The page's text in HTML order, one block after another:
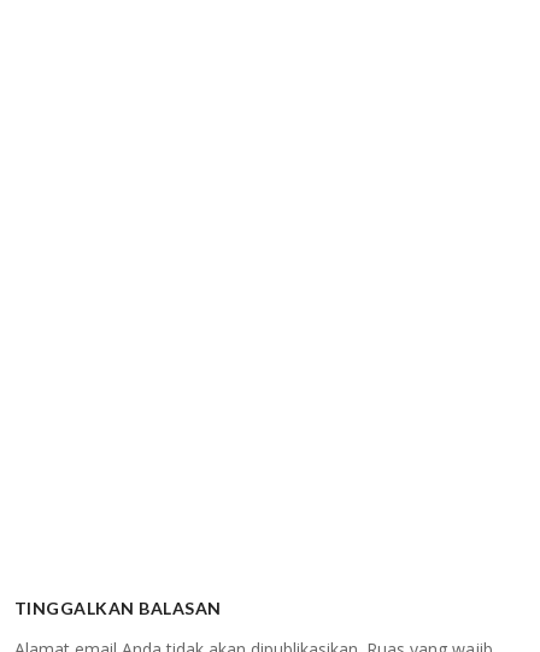
TINGGALKAN BALASAN